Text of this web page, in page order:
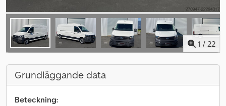
1 / 22
Grundläggande data
Beteckning: